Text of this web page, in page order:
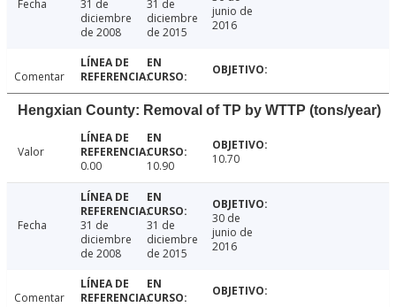
Fecha
31 de
diciembre
de 2008
31 de
diciembre
de 2015
junio de
2016
Comentar
Hengxian County: Removal of TP by WTTP (tons/year)
Valor
0.00
10.90 10.70
Fecha
31 de
diciembre
de 2008
31 de
diciembre
de 2015
30 de
junio de
2016
Comentar